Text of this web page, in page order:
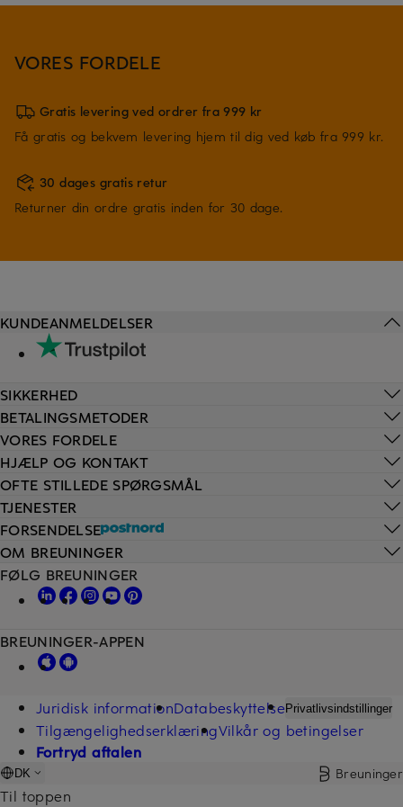
VORES FORDELE
Gratis levering ved ordrer fra 999 kr
Få gratis og bekvem levering hjem til dig ved køb fra 999 kr.
30 dages gratis retur
Returner din ordre gratis inden for 30 dage.
HJÆLP OG KONTAKT
OFTE STILLEDE SPØRGSMÅL
TJENESTER
FORSENDELSE
KUNDEANMELDELSER
SIKKERHED
BETALINGSMETODER
VORES FORDELE
OM BREUNINGER
FØLG BREUNINGER
BREUNINGER-APPEN
Juridisk informationDatabeskyttelsePrivatlivsindstillinger
TilgængelighedserklæringVilkår og betingelser
Fortryd aftalen
DK Breuninger
Til toppen